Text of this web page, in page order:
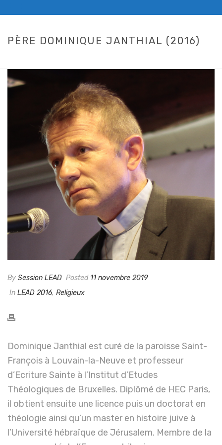
PÈRE DOMINIQUE JANTHIAL (2016)
By Session LEAD Posted 11 novembre 2019
In LEAD 2016, Religieux
Dominique Janthial est curé de la paroisse Saint-
François à Louvain-la-Neuve et professeur
d’Ecriture Sainte à l’Institut d’Etudes
Théologiques de Bruxelles. Diplômé de HEC Paris,
il obtient ensuite une licence puis un doctorat en
théologie ainsi qu’un master en histoire juive à
l’Université hébraïque de Jérusalem. Membre de la